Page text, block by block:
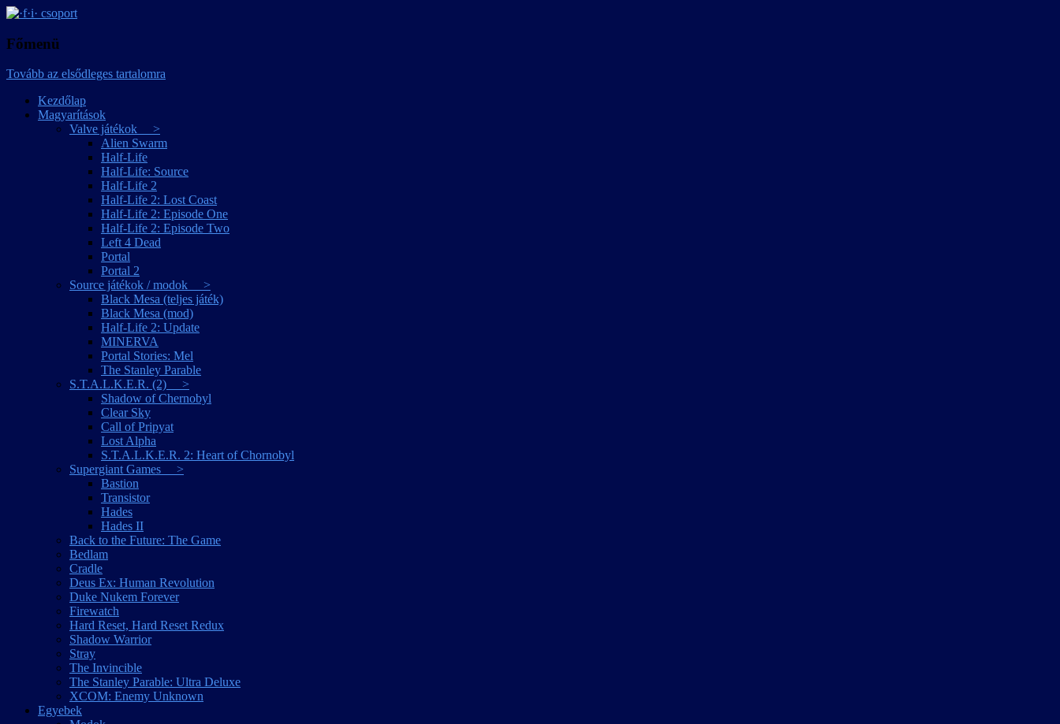
·f·i· csoport
Főmenü
Tovább az elsődleges tartalomra
Kezdőlap
Magyarítások
Valve játékok >
Alien Swarm
Half-Life
Half-Life: Source
Half-Life 2
Half-Life 2: Lost Coast
Half-Life 2: Episode One
Half-Life 2: Episode Two
Left 4 Dead
Portal
Portal 2
Source játékok / modok >
Black Mesa (teljes játék)
Black Mesa (mod)
Half-Life 2: Update
MINERVA
Portal Stories: Mel
The Stanley Parable
S.T.A.L.K.E.R. (2) >
Shadow of Chernobyl
Clear Sky
Call of Pripyat
Lost Alpha
S.T.A.L.K.E.R. 2: Heart of Chornobyl
Supergiant Games >
Bastion
Transistor
Hades
Hades II
Back to the Future: The Game
Bedlam
Cradle
Deus Ex: Human Revolution
Duke Nukem Forever
Firewatch
Hard Reset, Hard Reset Redux
Shadow Warrior
Stray
The Invincible
The Stanley Parable: Ultra Deluxe
XCOM: Enemy Unknown
Egyebek